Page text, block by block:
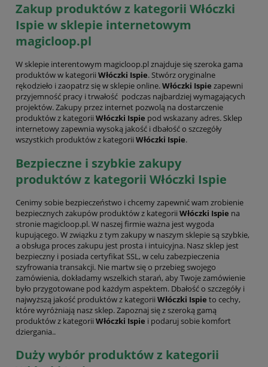
Zakup produktów z kategorii Włóczki
Ispie w sklepie internetowym
magicloop.pl
W sklepie interentowym magicloop.pl znajduje się szeroka gama
produktów w kategorii Włóczki Ispie. Stwórz oryginalne
rękodzieło i zaopatrz się w sklepie online.Włóczki Ispie zapewni
przyjemność pracy i trwałość podczas najbardziej wymagających
projektów. Zakupy przez internet pozwolą na dostarczenie
produktów z kategorii Włóczki Ispie pod wskazany adres. Sklep
internetowy zapewnia wysoką jakość i dbałość o szczegóły
wszystkich produktów z kategorii Włóczki Ispie.
Bezpieczne i szybkie zakupy
produktów z kategorii Włóczki Ispie
Cenimy sobie bezpieczeństwo i chcemy zapewnić wam zrobienie
bezpiecznych zakupów produktów z kategorii Włóczki Ispie na
stronie magicloop.pl. W naszej firmie ważna jest wygoda
kupującego. W związku z tym zakupy w naszym sklepie są szybkie,
a obsługa proces zakupu jest prosta i intuicyjna. Nasz sklep jest
bezpieczny i posiada certyfikat SSL, w celu zabezpieczenia
szyfrowania transakcji. Nie martw się o przebieg swojego
zamówienia, dokładamy wszelkich starań, aby Twoje zamówienie
było przygotowane pod każdym aspektem. Dbałość o szczegóły i
najwyższą jakość produktów z kategorii Włóczki Ispie to cechy,
które wyróżniają nasz sklep. Zapoznaj się z szeroką gamą
produktów z kategorii Włóczki Ispie i podaruj sobie komfort
dziergania..
Duży wybór produktów z kategorii